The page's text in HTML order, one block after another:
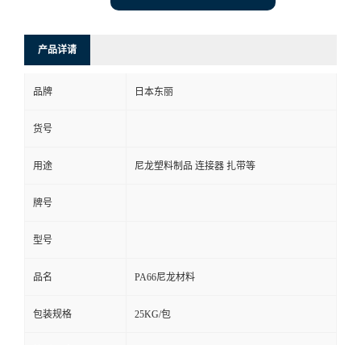
产品详请
品牌 日本东丽
货号
用途 尼龙塑料制品 连接器 扎带等
牌号
型号
品名 PA66尼龙材料
包装规格 25KG/包